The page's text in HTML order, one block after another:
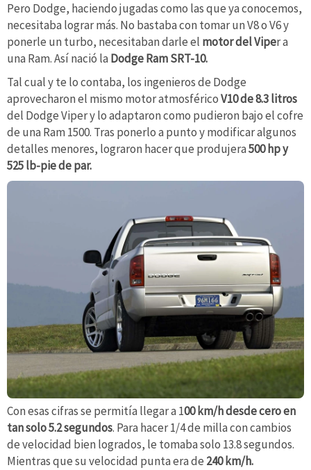
Pero Dodge, haciendo jugadas como las que ya conocemos,
necesitaba lograr más. No bastaba con tomar un V8 o V6 y
ponerle un turbo, necesitaban darle el motor del Viper a
una Ram. Así nació la Dodge Ram SRT-10.
Tal cual y te lo contaba, los ingenieros de Dodge
aprovecharon el mismo motor atmosféricoV10 de 8.3 litros
del Dodge Viper y lo adaptaron como pudieron bajo el cofre
de una Ram 1500. Tras ponerlo a punto y modificar algunos
detalles menores, lograron hacer que produjera500 hp y
525 lb-pie de par.
Con esas cifras se permitía llegar a 100 km/h desde cero en
tan solo 5.2 segundos. Para hacer 1/4 de milla con cambios
de velocidad bien logrados, le tomaba solo 13.8 segundos.
Mientras que su velocidad punta era de 240 km/h.